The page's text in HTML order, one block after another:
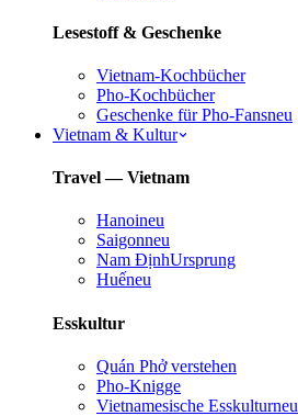
Lesestoff & Geschenke
Vietnam-Kochbücher
Pho-Kochbücher
Geschenke für Pho-Fansneu
Vietnam & Kultur
Travel — Vietnam
Hanoineu
Saigonneu
Nam ĐịnhUrsprung
Huếneu
Esskultur
Quán Phở verstehen
Pho-Knigge
Vietnamesische Esskulturneu